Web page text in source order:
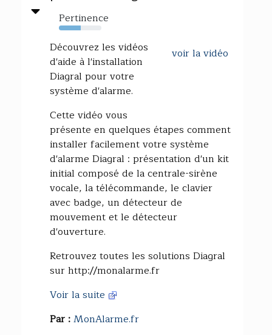
Pertinence
52%
voir la vidéo
Découvrez les vidéos
d'aide à l'installation
Diagral pour votre
système d'alarme.
Cette vidéo vous
présente en quelques étapes comment
installer facilement votre système
d'alarme Diagral : présentation d'un kit
initial composé de la centrale-sirène
vocale, la télécommande, le clavier
avec badge, un détecteur de
mouvement et le détecteur
d'ouverture.
Retrouvez toutes les solutions Diagral
sur http://monalarme.fr
Voir la suite
Par :MonAlarme.fr